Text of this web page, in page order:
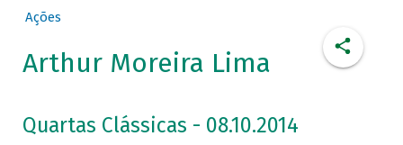
Ações
Arthur Moreira Lima
Quartas Clássicas - 08.10.2014